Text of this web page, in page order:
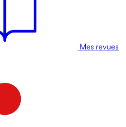
Mes revues